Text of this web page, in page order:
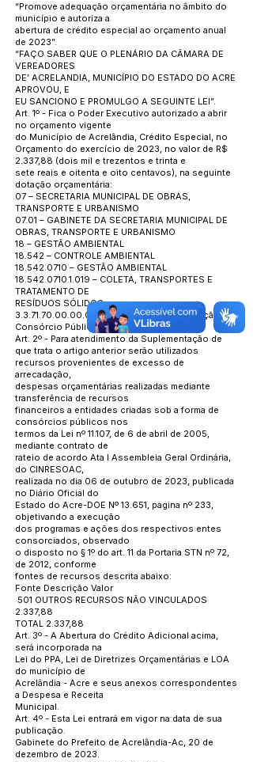
“Promove adequação orçamentária no âmbito do
município e autoriza a
abertura de crédito especial ao orçamento anual
de 2023”.
“FAÇO SABER QUE O PLENÁRIO DA CÂMARA DE
VEREADORES
DE’ ACRELANDIA, MUNICÍPIO DO ESTADO DO ACRE
APROVOU, E
EU SANCIONO E PROMULGO A SEGUINTE LEI”.
Art. 1º - Fica o Poder Executivo autorizado a abrir
no orçamento vigente
do Município de Acrelândia, Crédito Especial, no
Orçamento do exercício de 2023, no valor de R$
2.337,88 (dois mil e trezentos e trinta e
sete reais e oitenta e oito centavos), na seguinte
dotação orçamentária:
07 – SECRETARIA MUNICIPAL DE OBRAS,
TRANSPORTE E URBANISMO
07.01 – GABINETE DA SECRETARIA MUNICIPAL DE
OBRAS, TRANSPORTE E URBANISMO
18 – GESTÃO AMBIENTAL
18.542 – CONTROLE AMBIENTAL
18.542.0710 – GESTÃO AMBIENTAL
18.542.0710.1.019 – COLETA, TRANSPORTES E
TRATAMENTO DE
RESÍDUOS SÓLIDOS
3.3.71.70.00.00.0501– Rateio pela participação em
Consórcio Público 2.337,88
Art. 2º - Para atendimento da Suplementação de
que trata o artigo anterior serão utilizados
recursos provenientes de excesso de
arrecadação,
despesas orçamentárias realizadas mediante
transferência de recursos
financeiros a entidades criadas sob a forma de
consórcios públicos nos
termos da Lei nº 11.107, de 6 de abril de 2005,
mediante contrato de
rateio de acordo Ata I Assembleia Geral Ordinária,
do CINRESOAC,
realizada no dia 06 de outubro de 2023, publicada
no Diário Oficial do
Estado do Acre-DOE Nº 13.651, pagina nº 233,
objetivando a execução
dos programas e ações dos respectivos entes
consorciados, observado
o disposto no § 1º do art. 11 da Portaria STN nº 72,
de 2012, conforme
fontes de recursos descrita abaixo:
Fonte Descrição Valor
501 OUTROS RECURSOS NÃO VINCULADOS
2.337,88
TOTAL 2.337,88
Art. 3º - A Abertura do Crédito Adicional acima,
será incorporada na
Lei do PPA, Lei de Diretrizes Orçamentárias e LOA
do município de
Acrelândia - Acre e seus anexos correspondentes
a Despesa e Receita
Municipal.
Art. 4º - Esta Lei entrará em vigor na data de sua
publicação.
Gabinete do Prefeito de Acrelândia-Ac, 20 de
dezembro de 2023.